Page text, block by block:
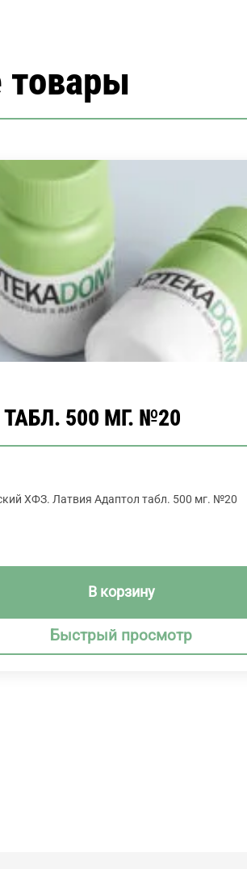
500 МГ. №20
ХФЗ. Латвия Адаптол табл. 500 мг. №20
В корзину
Быстрый просмотр